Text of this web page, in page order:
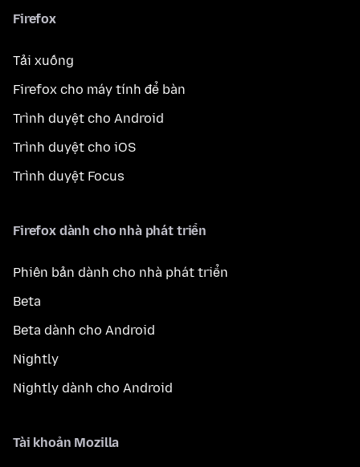
Firefox
Tải xuống
Firefox cho máy tính để bàn
Trình duyệt cho Android
Trình duyệt cho iOS
Trình duyệt Focus
Firefox dành cho nhà phát triển
Phiên bản dành cho nhà phát triển
Beta
Beta dành cho Android
Nightly
Nightly dành cho Android
Tài khoản Mozilla